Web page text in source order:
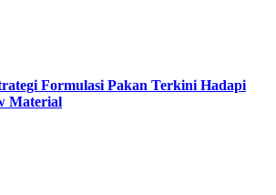
Formulasi Pakan Terkini Hadapi
Material